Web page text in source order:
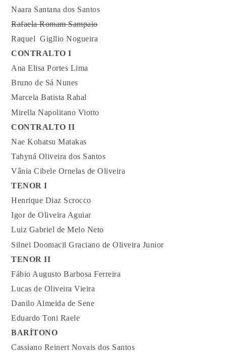
Naara Santana dos Santos
Rafaela Romam Sampaio
Raquel Gigllio Nogueira
CONTRALTO I
Ana Elisa Portes Lima
Bruno de Sá Nunes
Marcela Batista Rahal
Mirella Napolitano Viotto
CONTRALTO II
Nae Kohatsu Matakas
Tahyná Oliveira dos Santos
Vânia Cibele Ornelas de Oliveira
TENOR I
Henrique Diaz Scrocco
Igor de Oliveira Aguiar
Luiz Gabriel de Melo Neto
Silnei Doomacil Graciano de Oliveira Junior
TENOR II
Fábio Augusto Barbosa Ferreira
Lucas de Oliveira Vieira
Danilo Almeida de Sene
Eduardo Toni Raele
BARÍTONO
Cassiano Reinert Novais dos Santos